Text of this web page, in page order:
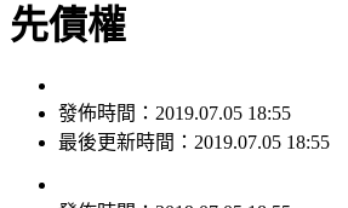
先債權
發佈時間：2019.07.05 18:55
最後更新時間：2019.07.05 18:55